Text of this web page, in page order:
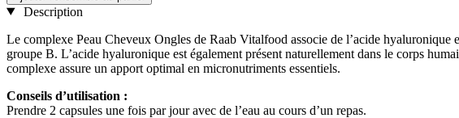
Description
Le complexe Peau Cheveux Ongles de Raab Vitalfood associe de l’acide hyaluronique
groupe B. L’acide hyaluronique est également présent naturellement dans le corps
complexe assure un apport optimal en micronutriments essentiels.
Conseils d’utilisation :
Prendre 2 capsules une fois par jour avec de l’eau au cours d’un repas.